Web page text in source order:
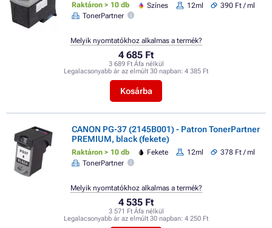
Raktáron > 10 db Színes 12ml
390 Ft / ml
TonerPartner
4 685 Ft
3 689 Ft Áfa nélkül
Legalacsonyabb ár az elmúlt 30 napban: 4 385 Ft
Kosárba
Melyik nyomtatókhoz alkalmas a termék?
CANON PG-37 (2145B001) - Patron TonerPartner
PREMIUM, black (fekete)
Raktáron > 10 db Fekete 12ml
378 Ft / ml
TonerPartner
4 535 Ft
3 571 Ft Áfa nélkül
Legalacsonyabb ár az elmúlt 30 napban: 4 250 Ft
Melyik nyomtatókhoz alkalmas a termék?